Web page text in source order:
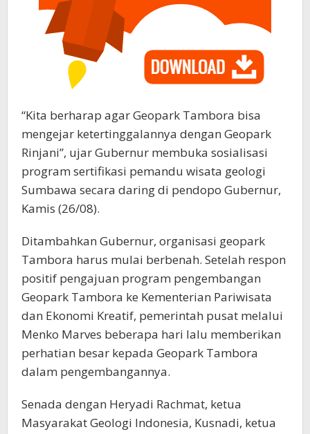
“Kita berharap agar Geopark Tambora bisa
mengejar ketertinggalannya dengan Geopark
Rinjani”, ujar Gubernur membuka sosialisasi
program sertifikasi pemandu wisata geologi
Sumbawa secara daring di pendopo Gubernur,
Kamis (26/08).
Ditambahkan Gubernur, organisasi geopark
Tambora harus mulai berbenah. Setelah respon
positif pengajuan program pengembangan
Geopark Tambora ke Kementerian Pariwisata
dan Ekonomi Kreatif, pemerintah pusat melalui
Menko Marves beberapa hari lalu memberikan
perhatian besar kepada Geopark Tambora
dalam pengembangannya.
Senada dengan Heryadi Rachmat, ketua
Masyarakat Geologi Indonesia, Kusnadi, ketua